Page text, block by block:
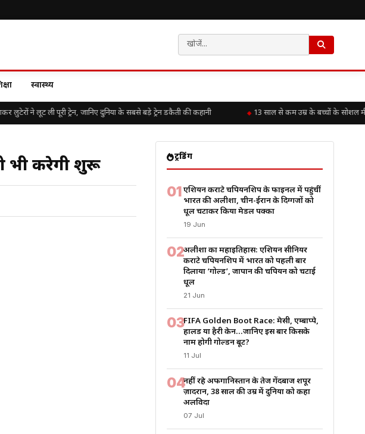
स्वास्थ्य
ने लूट ली पूरी ट्रेन, जानिए दुनिया के सबसे बड़े ट्रेन डकैती की कहानी 13 साल से कम उम्र के बच्चों के सोशल
भी करेगी शुरू ट्रेंडिंग
01एशियन कराटे चैंपियनशिप के फाइनल में पहुंचीं
भारत की अलीशा, चीन-ईरान के दिग्गजों को
धूल चटाकर किया मेडल पक्का
19 Jun
02अलीशा का महाइतिहास: एशियन सीनियर
कराटे चैंपियनशिप में भारत को पहली बार
दिलाया ‘गोल्ड’, जापान की चैंपियन को चटाई
धूल
21 Jun
03FIFA Golden Boot Race: मेसी, एम्बाप्पे,
हालैंड या हैरी केन…जानिए इस बार किसके
नाम होगी गोल्डन बूट?
11 Jul
04नहीं रहे अफगानिस्तान के तेज गेंदबाज शपूर
ज़ादरान, 38 साल की उम्र में दुनिया को कहा
अलविदा
07 Jul